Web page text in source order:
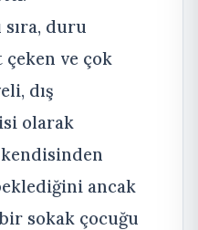
duru
ve çok
dış
olarak
ancak
sokak çocuğu